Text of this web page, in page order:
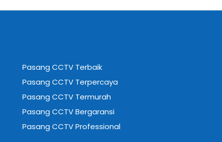
Pasang CCTV Terbaik
Pasang CCTV Terpercaya
Pasang CCTV Termurah
Pasang CCTV Bergaransi
Pasang CCTV Professional